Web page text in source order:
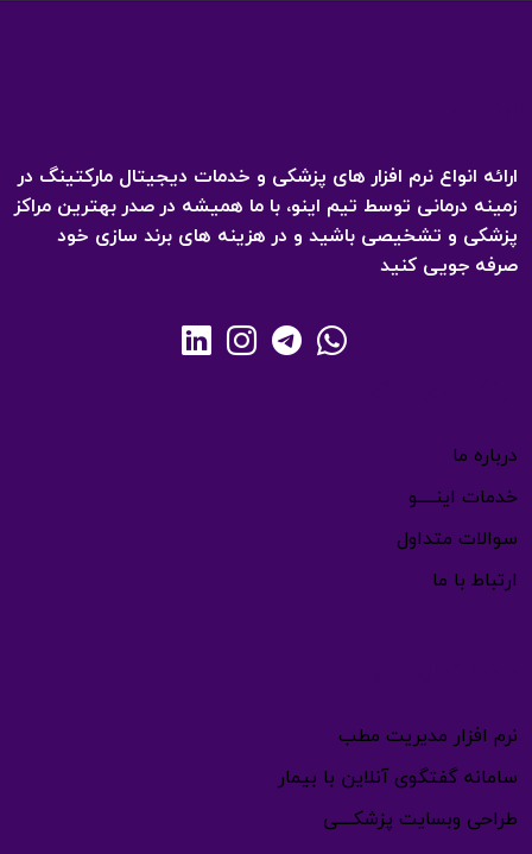
ارائه انواع نرم افزار های پزشکی و خدمات دیجیتال مارکتینگ در
زمینه درمانی توسط تیم اینو، با ما همیشه در صدر بهترین مراکز
پزشکی و تشخیصی باشید و در هزینه های برند سازی خود
صرفه جویی کنید
درباره ما
خدمات اینـــــو
سوالات متداول
ارتباط با ما
نرم افزار مدیریت مطب
سامانه گفتگوی آنلاین با بیمار
طراحی وبسایت پزشکــــی